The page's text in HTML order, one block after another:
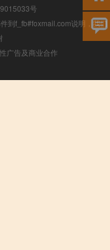
号
到f_fb#foxmail.com说明，我们
广告及商业合作